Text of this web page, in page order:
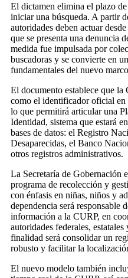
El dictamen elimina el plazo de
iniciar una búsqueda. A partir
autoridades deben actuar
que se presenta una denuncia
medida fue impulsada por
buscadoras y se convierte en
fundamentales del nuevo
El documento establece que la
como el identificador oficial en
lo que permitirá articular una
Identidad, sistema que estará
bases de datos: el Registro
Desaparecidas, el Banco
otros registros administrativos.
La Secretaría de Gobernación
programa de recolección y
con énfasis en niñas, niños y
dependencia será responsable
información a la CURP, en
autoridades federales,
finalidad será consolidar un
robusto y facilitar la
El nuevo modelo también